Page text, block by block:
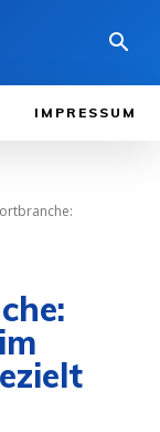
IMPRESSUM